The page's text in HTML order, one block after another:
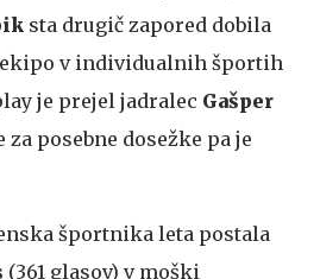
sta drugič zapored dobila
ekipo v individualnih športih
je prejel jadralec Gašper
za posebne dosežke pa je
športnika leta postala
(361 glasov) v moški